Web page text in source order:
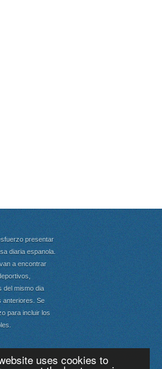
uses cookies to
presentar
diaria espanola.
a encontrar
del mismo dia
anteriores. Se
para incluir los